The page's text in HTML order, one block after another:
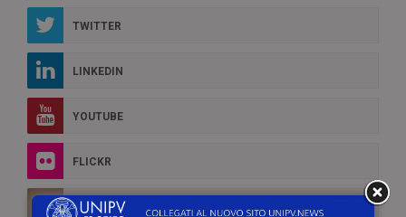
TWITTER
LINKEDIN
YOUTUBE
FLICKR
INSTAGRAM